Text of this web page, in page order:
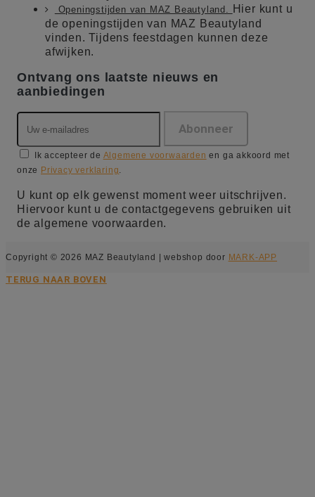
Openingstijden van MAZ Beautyland.
Hier kunt u
de openingstijden van MAZ Beautyland
vinden. Tijdens feestdagen kunnen deze
afwijken.
Ontvang ons laatste nieuws en
aanbiedingen
Ik accepteer de Algemene voorwaarden en ga akkoord met
onze Privacy verklaring.
U kunt op elk gewenst moment weer uitschrijven.
Hiervoor kunt u de contactgegevens gebruiken uit
de algemene voorwaarden.
Copyright © 2026 MAZ Beautyland | webshop door MARK-APP
TERUG NAAR BOVEN